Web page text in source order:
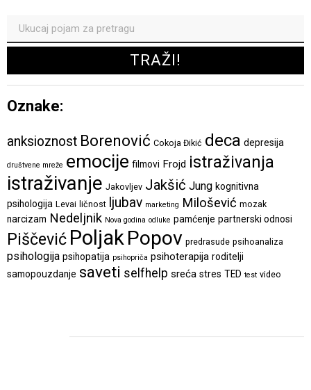
Oznake:
anksioznost Borenović Cokoja Đikić deca depresija
društvene mreže emocije filmovi Frojd istraživanja
istraživanje Jakovljev Jakšić Jung kognitivna
psihologija Levai ličnost ljubav marketing Milošević mozak
narcizam Nedeljnik Nova godina odluke pamćenje partnerski odnosi
Piščević PoljakPopov predrasude psihoanaliza
psihologija psihopatija psihopriča psihoterapija roditelji
samopouzdanje saveti selfhelp sreća stres TED test video